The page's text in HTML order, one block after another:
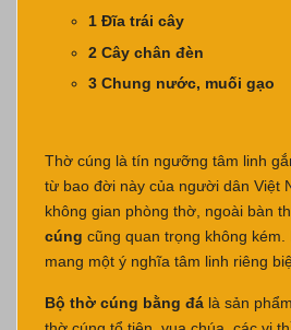
1 Đĩa trái cây
2 Cây chân đèn
3 Chung nước, muối gạo
Thờ cúng là tín ngưỡng tâm linh
từ bao đời này của người dân Việt
không gian phòng thờ, ngoài bàn
cúng cũng quan trọng không kém.
mang một ý nghĩa tâm linh riêng
Bộ thờ cúng bằng đá là sản